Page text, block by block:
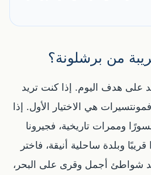
من برشلونة؟
على هدف اليوم. إذا كنت تريد
هي الاختيار الأول. إذا
وممرات تاريخية، فجيرونا
وبلدة ساحلية أنيقة، فاختر
شواطئ أجمل وقرى على البحر،